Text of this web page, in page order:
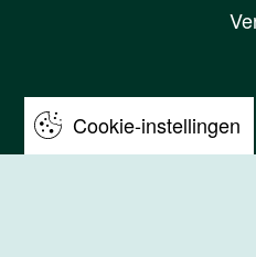
Cookie-instellingen